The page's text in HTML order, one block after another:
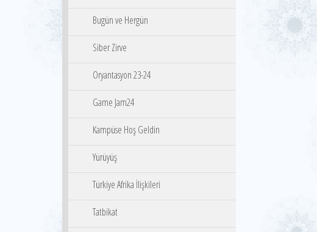
Bugün ve Hergün
Siber Zirve
Oryantasyon 23-24
Game Jam24
Kampüse Hoş Geldin
Yürüyüş
Türkiye Afrika İlişkileri
Tatbikat